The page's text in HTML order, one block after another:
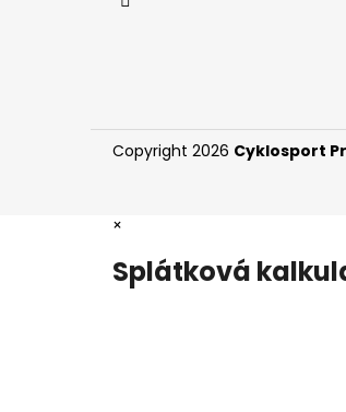
Copyright 2026 Cyklosport
×
Splátková